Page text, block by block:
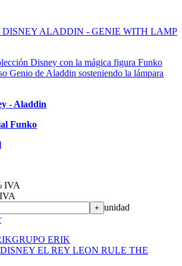
DISNEY ALADDIN - GENIE WITH LAMP
Disney con la mágica figura Funko
Genio de Aladdin sosteniendo la lámpara
- Aladdin
Funko
IVA
IVA
+ unidad
GRUPO ERIK